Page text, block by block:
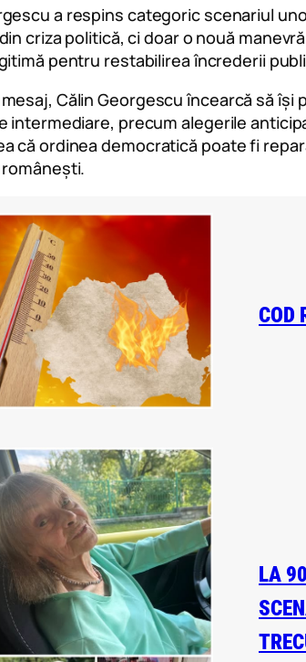
a respins categoric scenariul
criza politică, ci doar o nouă
pentru restabilirea încrederii
Călin Georgescu încearcă să
intermediare, precum alegerile
că ordinea democratică poate fi
COD
LA